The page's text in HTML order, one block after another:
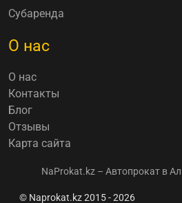
Субаренда
О нас
О нас
Контакты
Блог
Отзывы
Карта сайта
NaProkat.kz – Автопрокат в
© Naprokat.kz 2015 - 2026